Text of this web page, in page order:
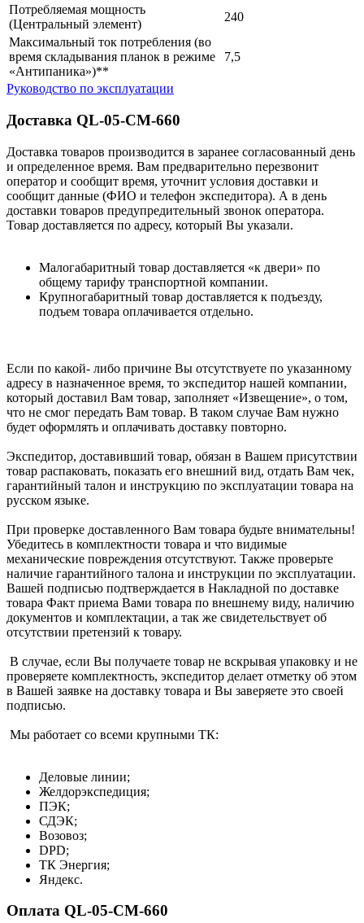
Потребляемая мощность
(Центральный элемент)
240
Максимальный ток потребления (во
время складывания планок в режиме
«Антипаника»)**
7,5
Руководство по эксплуатации
Доставка QL-05-CM-660
Доставка товаров производится в заранее согласованный день
и определенное время. Вам предварительно перезвонит
оператор и сообщит время, уточнит условия доставки и
сообщит данные (ФИО и телефон экспедитора). А в день
доставки товаров предупредительный звонок оператора.
Товар доставляется по адресу, который Вы указали.
Малогабаритный товар доставляется «к двери» по
общему тарифу транспортной компании.
Крупногабаритный товар доставляется к подъезду,
подъем товара оплачивается отдельно.
Если по какой- либо причине Вы отсутствуете по указанному
адресу в назначенное время, то экспедитор нашей компании,
который доставил Вам товар, заполняет «Извещение», о том,
что не смог передать Вам товар. В таком случае Вам нужно
будет оформлять и оплачивать доставку повторно.
Экспедитор, доставивший товар, обязан в Вашем присутствии
товар распаковать, показать его внешний вид, отдать Вам чек,
гарантийный талон и инструкцию по эксплуатации товара на
русском языке.
При проверке доставленного Вам товара будьте внимательны!
Убедитесь в комплектности товара и что видимые
механические повреждения отсутствуют. Также проверьте
наличие гарантийного талона и инструкции по эксплуатации.
Вашей подписью подтверждается в Накладной по доставке
товара Факт приема Вами товара по внешнему виду, наличию
документов и комплектации, а так же свидетельствует об
отсутствии претензий к товару.
В случае, если Вы получаете товар не вскрывая упаковку и не
проверяете комплектность, экспедитор делает отметку об этом
в Вашей заявке на доставку товара и Вы заверяете это своей
подписью.
Мы работает со всеми крупными ТК:
Деловые линии;
Желдорэкспедиция;
ПЭК;
СДЭК;
Возовоз;
DPD;
ТК Энергия;
Яндекс.
Оплата QL-05-CM-660